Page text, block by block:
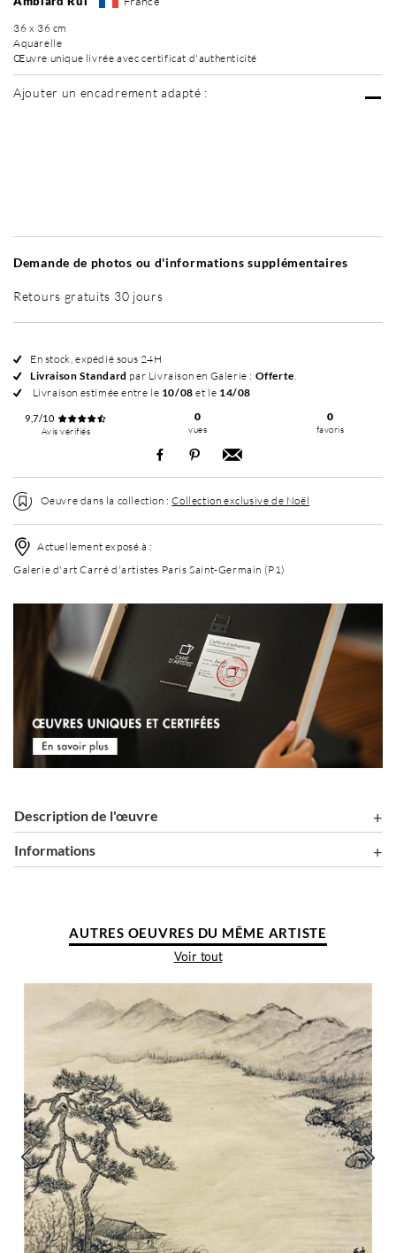
36 x 36 cm
Aquarelle
Œuvre unique livrée avec certificat d'authenticité
Ajouter un encadrement adapté :
Demande de photos ou d'informations supplémentaires
Retours gratuits 30 jours
En stock, expédié sous 24H
Livraison Standard par Livraison en Galerie : Offerte.
Livraison estimée entre le 10/08 et le 14/08
9,7/10
Avis vérifiés
0
vues
0
favoris
Oeuvre dans la collection :Collection exclusive de Noël
Actuellement exposé à :
Galerie d'art Carré d'artistes Paris Saint-Germain (P1)
Description de l'œuvre
Informations
AUTRES OEUVRES DU MÊME ARTISTE
Voir tout